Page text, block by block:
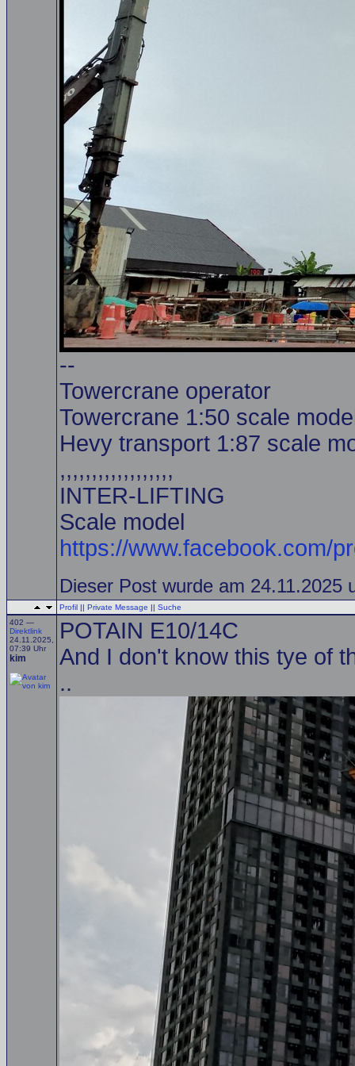
--
Towercrane operator
Towercrane 1:50 scale
Hevy transport 1:87 scale
,,,,,,,,,,,,,,,,,,
INTER-LIFTING
Scale model
https://www.facebook.com/
Dieser Post wurde am 24.11.2025
Profil || Private Message || Suche
402 —
Direktlink
24.11.2025,
07:39 Uhr
kim
POTAIN E10/14C
And I don't know this tye of
..